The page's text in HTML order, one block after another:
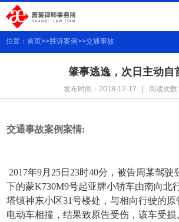
位置： 首页>>胜诉案例>>交通事故
肇事逃逸，次日主动自
发布时间：2018-12-17 | 阅读次数
交通事故案例案情:
2017年9月25日23时40分，被告周某驾驶
下的蒙K730M9号起亚牌小轿车由南向北
塔镇神东小区31号楼处，与相向行驶的
电动车相撞，结果致原告受伤，该车受